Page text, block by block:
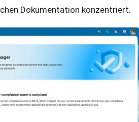
Dokumentation konzentriert.